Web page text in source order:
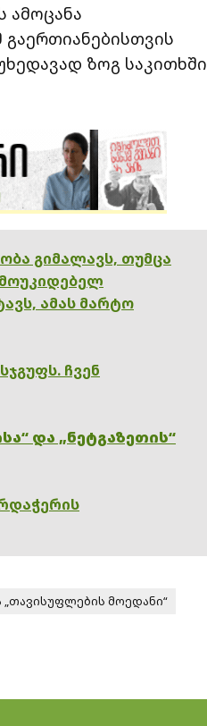
ამოცანა
ზოგ საკითხში
გიმალავს, თუმცა
ამას მარტო
ჩვენ
და „ნეტგაზეთის“
მოედანი“